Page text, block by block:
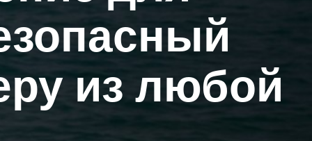
из любой